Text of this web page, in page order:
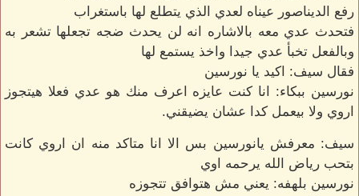
رفع الديناصور عيناه لعدي الذي يتطلع لها باستغراب
فتحدث عدي معه بالاشاره انه لن يحدث ضجه تجعلها تشعر به
وبالفعل تخبأ عدي جيدا واخذ يستمع لها
فقال سيف: اكيد يا نورسين
نورسين ببكاء: انا كنت عايزه اعرف منك هو عدي فعلا هيتجوز
اروي ولا بيعمل كدا عشان يضيقني.
سيف: معرفش يانورسين بس الا انا متاكد منه ان اروي كانت
بتحب رياض الله يرحمه اوي
نورسين بلهفه: يعني مش هتوافق تتجوزه